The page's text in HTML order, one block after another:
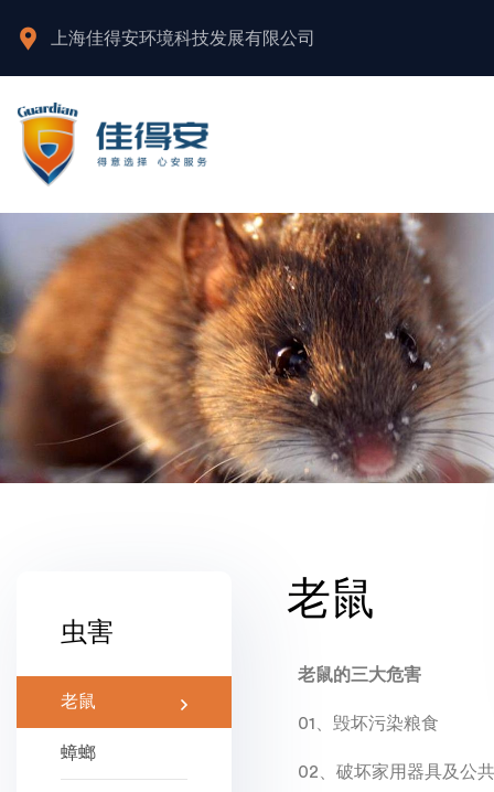
上海佳得安环境科技发展有限公司
虫害
老鼠
蟑螂
老鼠
老鼠的三大危害
01、毁坏污染粮食
02、破坏家用器具及公